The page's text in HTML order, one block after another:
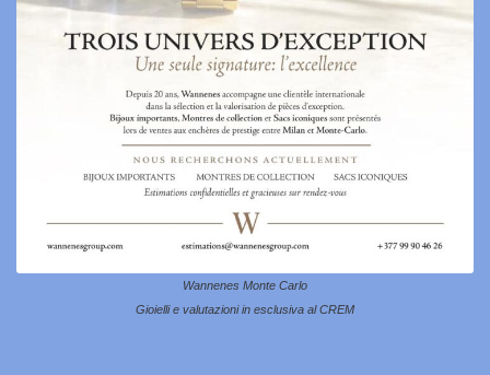
Wannenes Monte Carlo
Gioielli e valutazioni in esclusiva al CREM